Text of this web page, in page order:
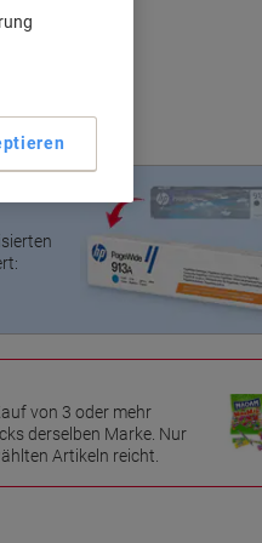
von 3 oder mehr
derselben Marke. Nur
Artikeln reicht.